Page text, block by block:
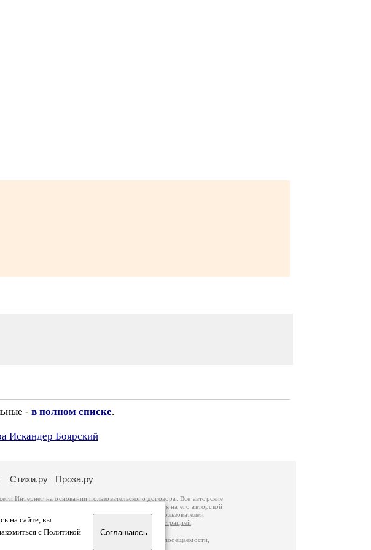
- в полном списке.
Искандер Боярский
на сайте, вы
с Политикой
Соглашаюсь
Стихи.ру Проза.ру
Интернет на основаниипользовательского договора
. Все авторские
его автора, к которому вы можете обратиться на его авторской
законодательства Российской Федерации. Данные пользователей
информацию о портале связаться с администрацией
двух миллионов страниц по данным счетчика посещаемости,
посетителей.